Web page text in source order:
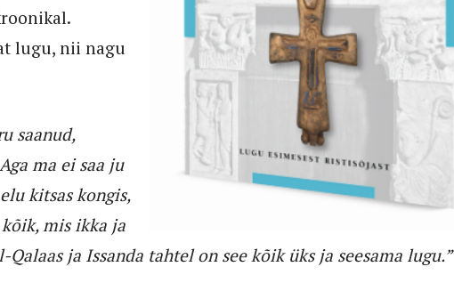
lugu, nii nagu
saanud,
ma ei saa ju
kitsas kongis,
mis ikka ja
ja Issanda tahtel on see kõik üks ja seesama lugu.”